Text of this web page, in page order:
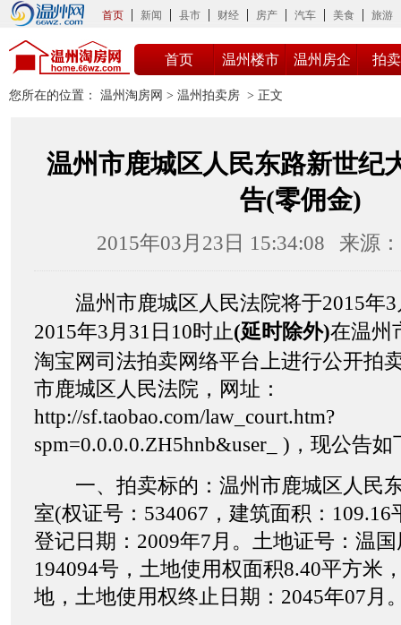
首页 新闻 县市 财经 房产 汽车 美食 旅游
首页 温州楼市 温州房企 拍
您所在的位置： 温州淘房网 > 温州拍卖房 > 正文
温州市鹿城区人民东路新世纪
告(零佣金)
2015年03月23日 15:34:08 来源
温州市鹿城区人民法院将于2015年3
2015年3月31日10时止(延时除外)在温州
淘宝网司法拍卖网络平台上进行公开拍
市鹿城区人民法院，网址：
http://sf.taobao.com/law_court.htm?
spm=0.0.0.0.ZH5hnb&user_ )，现公告如
一、拍卖标的：温州市鹿城区人民
室(权证号：534067，建筑面积：
登记日期：2009年7月。土地证号：温
194094号，土地使用权面积8.40平方米
地，土地使用权终止日期：2045年07月